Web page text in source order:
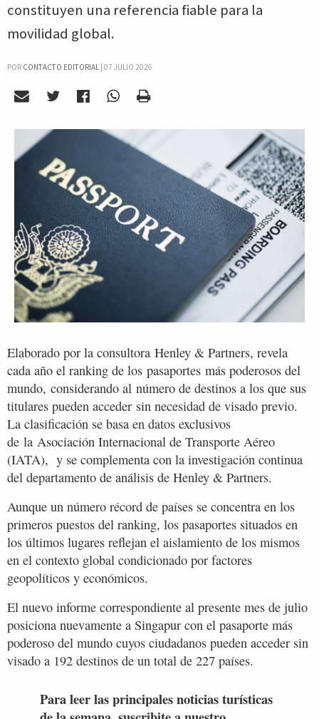
constituyen una referencia fiable para la
movilidad global.
POR CONTACTO EDITORIAL| 07 JULIO 2026
Elaborado por la consultora Henley & Partners, revela
cada año el ranking de los pasaportes más poderosos del
mundo, considerando al número de destinos a los que sus
titulares pueden acceder sin necesidad de visado previo.
La clasificación se basa en datos exclusivos
de la Asociación Internacional de Transporte Aéreo
(IATA), y se complementa con la investigación continua
del departamento de análisis de Henley & Partners.
Aunque un número récord de países se concentra en los
primeros puestos del ranking, los pasaportes situados en
los últimos lugares reflejan el aislamiento de los mismos
en el contexto global condicionado por factores
geopolíticos y económicos.
El nuevo informe correspondiente al presente mes de julio
posiciona nuevamente a Singapur con el pasaporte más
poderoso del mundo cuyos ciudadanos pueden acceder sin
visado a 192 destinos de un total de 227 países.
Para leer las principales noticias turísticas